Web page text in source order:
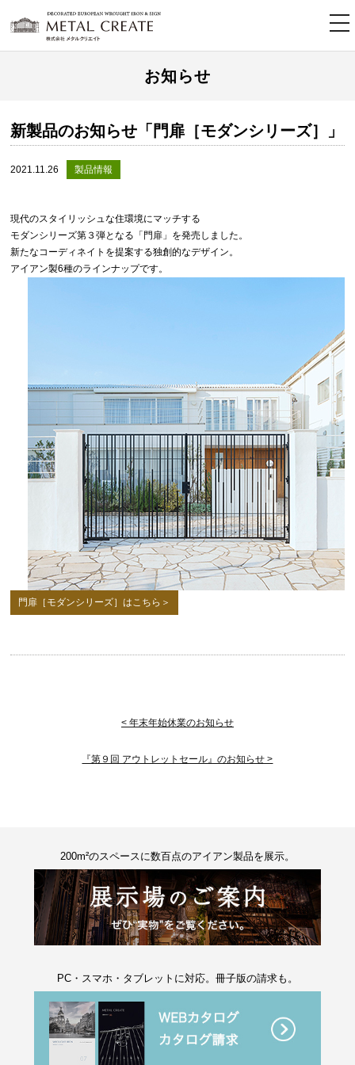
お知らせ
新製品のお知らせ「門扉［モダンシリーズ］」
2021.11.26 製品情報
現代のスタイリッシュな住環境にマッチする
モダンシリーズ第３弾となる「門扉」を発売しました。
新たなコーディネイトを提案する独創的なデザイン。
アイアン製6種のラインナップです。
門扉［モダンシリーズ］はこちら＞
< 年末年始休業のお知らせ
『第９回 アウトレットセール』のお知らせ >
200m²のスペースに数百点のアイアン製品を展示。
PC・スマホ・タブレットに対応。冊子版の請求も。